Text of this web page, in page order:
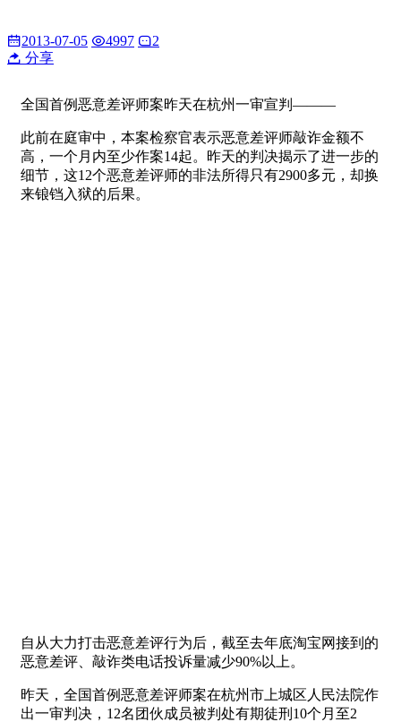
2013-07-05 4997
2
分享
全国首例恶意差评师案昨天在杭州一审宣判———
此前在庭审中，本案检察官表示恶意差评师敲诈金额不
高，一个月内至少作案14起。昨天的判决揭示了进一步的
细节，这12个恶意差评师的非法所得只有2900多元，却换
来锒铛入狱的后果。
自从大力打击恶意差评行为后，截至去年底淘宝网接到的
恶意差评、敲诈类电话投诉量减少90%以上。
昨天，全国首例恶意差评师案在杭州市上城区人民法院作
出一审判决，12名团伙成员被判处有期徒刑10个月至2